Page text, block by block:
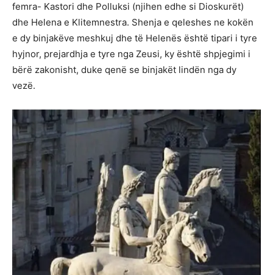
femra- Kastori dhe Polluksi (njihen edhe si Dioskurët)
dhe Helena e Klitemnestra. Shenja e qeleshes ne kokën
e dy binjakëve meshkuj dhe të Helenës është tipari i tyre
hyjnor, prejardhja e tyre nga Zeusi, ky është shpjegimi i
bërë zakonisht, duke qenë se binjakët lindën nga dy
vezë.